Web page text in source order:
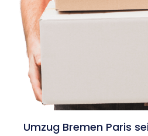
Umzug Bremen Paris